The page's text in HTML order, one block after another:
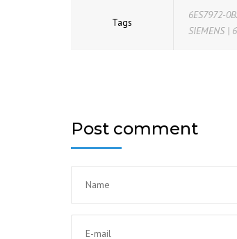
Tags
6ES7972-
SIEMENS |
Post comment